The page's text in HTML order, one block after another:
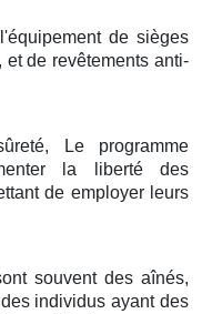
de sièges
de revêtements anti-
Le programme
la liberté des
de employer leurs
souvent des aînés,
individus ayant des